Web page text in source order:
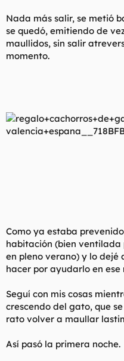
Nada más salir, se metió
se quedó, emitiendo de
maullidos, sin salir
momento.
Como ya estaba
habitación (bien ventilada
en pleno verano) y lo dejé
hacer por ayudarlo en ese
Seguí con mis cosas
crescendo del gato, que
rato volver a maullar
Así pasó la primera noche.